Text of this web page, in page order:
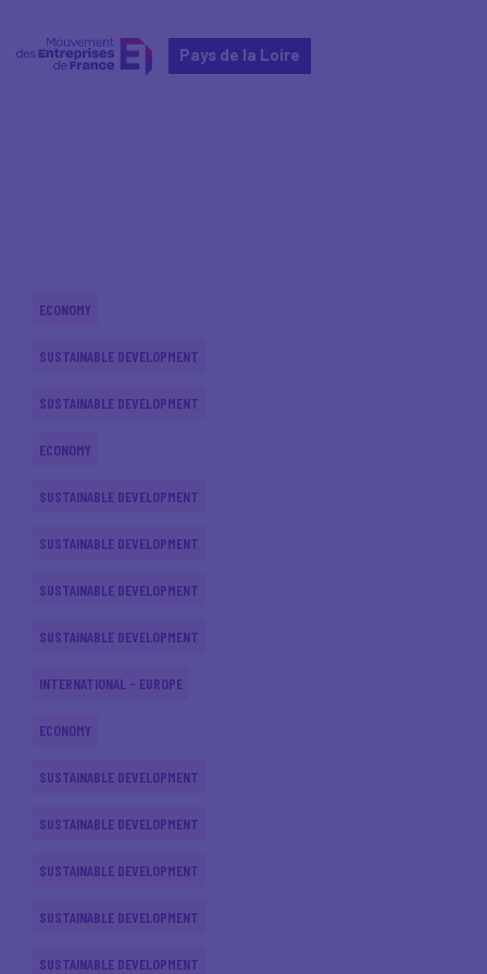
Pays de la Loire
ECONOMY
SUSTAINABLE DEVELOPMENT
SUSTAINABLE DEVELOPMENT
ECONOMY
SUSTAINABLE DEVELOPMENT
SUSTAINABLE DEVELOPMENT
SUSTAINABLE DEVELOPMENT
SUSTAINABLE DEVELOPMENT
INTERNATIONAL - EUROPE
ECONOMY
SUSTAINABLE DEVELOPMENT
SUSTAINABLE DEVELOPMENT
SUSTAINABLE DEVELOPMENT
SUSTAINABLE DEVELOPMENT
SUSTAINABLE DEVELOPMENT